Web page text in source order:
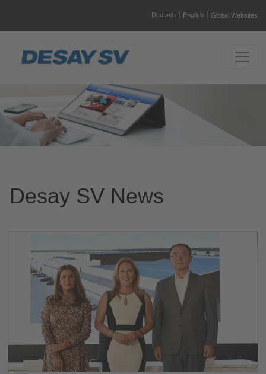
Deutsch | English | Global Websites
Desay SV News